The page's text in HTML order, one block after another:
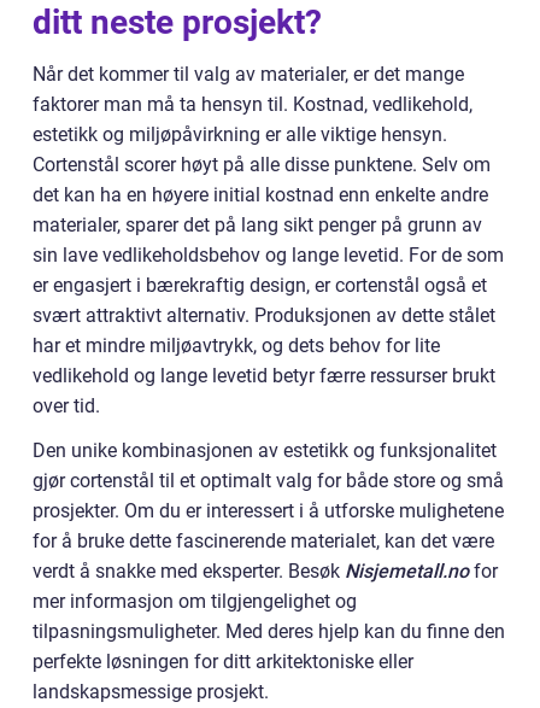
ditt neste prosjekt?
Når det kommer til valg av materialer, er det mange
faktorer man må ta hensyn til. Kostnad, vedlikehold,
estetikk og miljøpåvirkning er alle viktige hensyn.
Cortenstål scorer høyt på alle disse punktene. Selv om
det kan ha en høyere initial kostnad enn enkelte andre
materialer, sparer det på lang sikt penger på grunn av
sin lave vedlikeholdsbehov og lange levetid. For de som
er engasjert i bærekraftig design, er cortenstål også et
svært attraktivt alternativ. Produksjonen av dette stålet
har et mindre miljøavtrykk, og dets behov for lite
vedlikehold og lange levetid betyr færre ressurser brukt
over tid.
Den unike kombinasjonen av estetikk og funksjonalitet
gjør cortenstål til et optimalt valg for både store og små
prosjekter. Om du er interessert i å utforske mulighetene
for å bruke dette fascinerende materialet, kan det være
verdt å snakke med eksperter. Besøk Nisjemetall.no for
mer informasjon om tilgjengelighet og
tilpasningsmuligheter. Med deres hjelp kan du finne den
perfekte løsningen for ditt arkitektoniske eller
landskapsmessige prosjekt.